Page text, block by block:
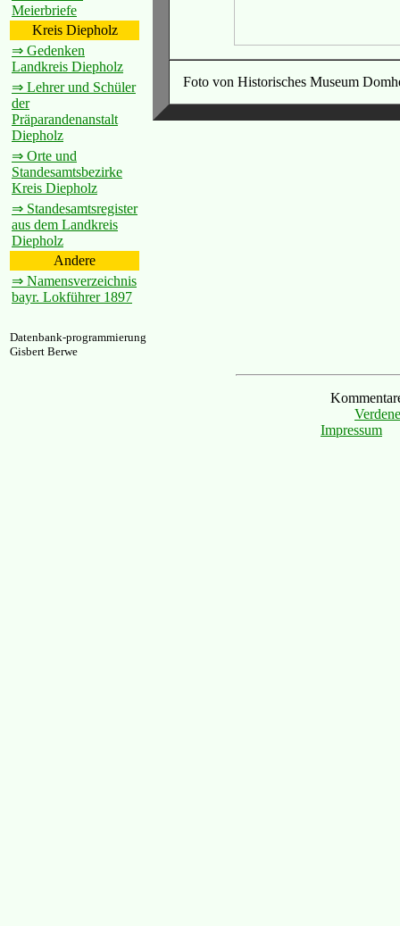
Meierbriefe
Kreis Diepholz
⇒ Gedenken
Landkreis Diepholz
⇒ Lehrer und Schüler
der
Präparandenanstalt
Diepholz
⇒ Orte und
Standesamtsbezirke
Kreis Diepholz
⇒ Standesamtsregister
aus dem Landkreis
Diepholz
Andere
⇒ Namensverzeichnis
bayr. Lokführer 1897
Foto von Historisches Museum
Datenbank-programmierung
Gisbert Berwe
Impressum